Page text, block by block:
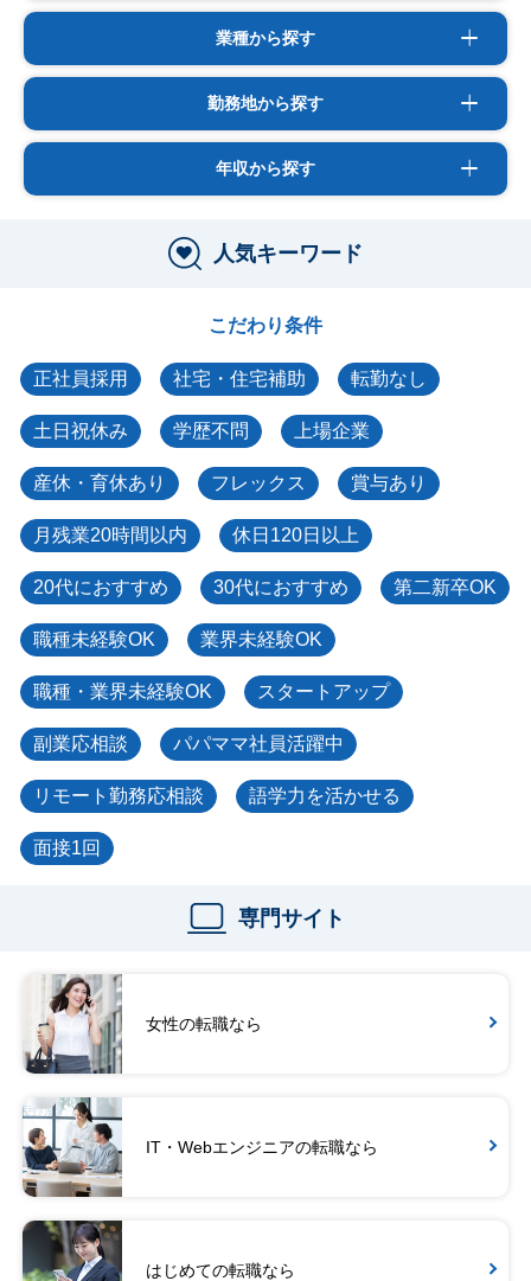
業種から探す
勤務地から探す
年収から探す
人気キーワード
こだわり条件
正社員採用 社宅・住宅補助 転勤なし
土日祝休み 学歴不問 上場企業
産休・育休あり フレックス 賞与あり
月残業20時間以内 休日120日以上
20代におすすめ 30代におすすめ 第二新卒OK
職種未経験OK 業界未経験OK
職種・業界未経験OK スタートアップ
副業応相談 パパママ社員活躍中
リモート勤務応相談 語学力を活かせる
面接1回
専門サイト
女性の転職なら
IT・Webエンジニアの転職なら
はじめての転職なら